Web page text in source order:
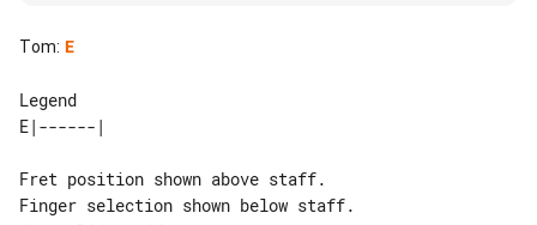
Tom: E
Legend
Fret position shown above staff.
Finger selection shown below staff.